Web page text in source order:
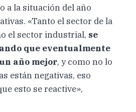
a la situación del año
«Tanto el sector de la
el sector industrial, se
que eventualmente
año mejor, y como no lo
están negativas, eso
esto se reactive»,